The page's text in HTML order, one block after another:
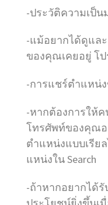
-ประวัติความเป็
-แม้อยากได้ดูแล
ของคุณเคยอยู่ โ
-การแชร์ตำแหน่ง
-หากต้องการให้
โทรศัพท์ของคุณ
ตำแหน่งแบบเรียล
แหน่งใน Search
-ถ้าหากอยากได้